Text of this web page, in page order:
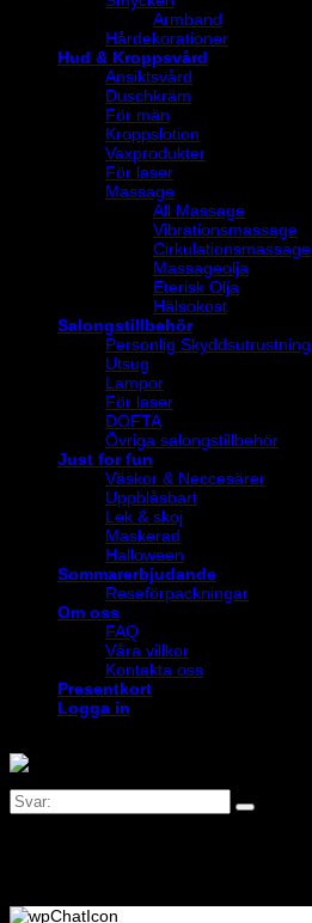
Armband
Hårdekorationer
Hud & Kroppsvård
Ansiktsvård
Duschkräm
För män
Kroppslotion
Vaxprodukter
För laser
Massage
All Massage
Vibrationsmassage
Cirkulationsmassage
Massageolja
Eterisk Olja
Hälsokost
Salongstillbehör
Personlig Skyddsutrustning
Utsug
Lampor
För laser
DOFTA
Övriga salongstillbehör
Just for fun
Väskor & Neccesärer
Uppblåsbart
Lek & skoj
Maskerad
Halloween
Sommarerbjudande
Reseförpackningar
Om oss
FAQ
Våra villkor
Kontakta oss
Presentkort
Logga in